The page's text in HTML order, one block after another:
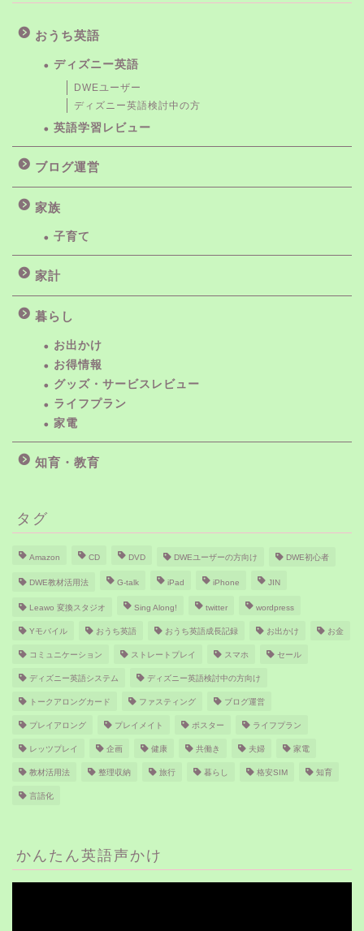
おうち英語
ディズニー英語
DWEユーザー
ディズニー英語検討中の方
英語学習レビュー
ブログ運営
家族
子育て
家計
暮らし
お出かけ
お得情報
グッズ・サービスレビュー
ライフプラン
家電
知育・教育
タグ
Amazon CD DVD DWEユーザーの方向け DWE初心者
DWE教材活用法 G-talk iPad iPhone JIN
Leawo 変換スタジオ Sing Along! twitter wordpress
Yモバイル おうち英語 おうち英語成長記録 お出かけ お金
コミュニケーション ストレートプレイ スマホ セール
ディズニー英語システム ディズニー英語検討中の方向け
トークアロングカード ファスティング ブログ運営
プレイアロング プレイメイト ポスター ライフプラン
レッツプレイ 企画 健康 共働き 夫婦 家電
教材活用法 整理収納 旅行 暮らし 格安SIM 知育
言語化
かんたん英語声かけ